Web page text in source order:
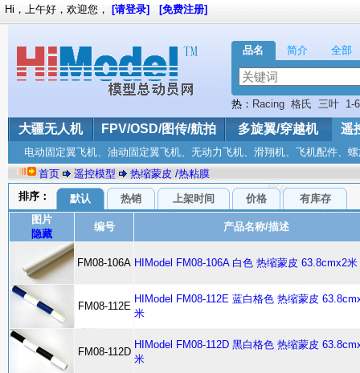
品名 简介 全部
热： Racing 格氏 三叶
1-
华科尔 飞越
大疆无人机 FPV/OSD/图传/航拍 多旋翼/穿越机 遥
Hi，上午好，欢迎您， [请登录] [免费注册]
电动固定翼飞机、油动固定翼飞机、无动力飞机、滑翔机、飞机配件、
首页
遥控模型
热缩蒙皮 /热粘膜
排序：
默认 热销 上架时间 价格
有库存
图片
隐藏
编号 产品名称/描述
FM08-106A HIModel FM08-106A 白色 热缩蒙皮 63.8cmx2米
FM08-112E
HIModel FM08-112E 蓝白格色 热缩蒙皮
米
FM08-112D
HIModel FM08-112D 黑白格色 热缩蒙皮
米